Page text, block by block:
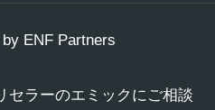
ENF Partners
セラーのエミックにご相談